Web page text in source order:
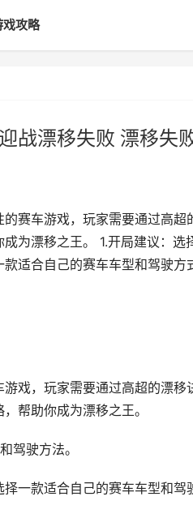
戏攻略
战漂移失败 漂移失
赛车游戏，玩家需要通过高
为漂移之王。 1.开局建议：
适合自己的赛车车型和驾驶
戏，玩家需要通过高超的漂
帮助你成为漂移之王。
驾驶方法。
一款适合自己的赛车车型和驾